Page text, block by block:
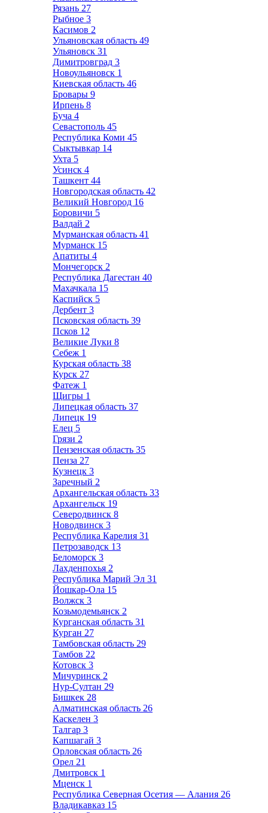
Рязань 27
Рыбное 3
Касимов 2
Ульяновская область 49
Ульяновск 31
Димитровград 3
Новоульяновск 1
Киевская область 46
Бровары 9
Ирпень 8
Буча 4
Севастополь 45
Республика Коми 45
Сыктывкар 14
Ухта 5
Усинск 4
Ташкент 44
Новгородская область 42
Великий Новгород 16
Боровичи 5
Валдай 2
Мурманская область 41
Мурманск 15
Апатиты 4
Мончегорск 2
Республика Дагестан 40
Махачкала 15
Каспийск 5
Дербент 3
Псковская область 39
Псков 12
Великие Луки 8
Себеж 1
Курская область 38
Курск 27
Фатеж 1
Щигры 1
Липецкая область 37
Липецк 19
Елец 5
Грязи 2
Пензенская область 35
Пенза 27
Кузнецк 3
Заречный 2
Архангельская область 33
Архангельск 19
Северодвинск 8
Новодвинск 3
Республика Карелия 31
Петрозаводск 13
Беломорск 3
Лахденпохья 2
Республика Марий Эл 31
Йошкар-Ола 15
Волжск 3
Козьмодемьянск 2
Курганская область 31
Курган 27
Тамбовская область 29
Тамбов 22
Котовск 3
Мичуринск 2
Нур-Султан 29
Бишкек 28
Алматинская область 26
Каскелен 3
Талгар 3
Капшагай 3
Орловская область 26
Орел 21
Дмитровск 1
Мценск 1
Республика Северная Осетия — Алания 26
Владикавказ 15